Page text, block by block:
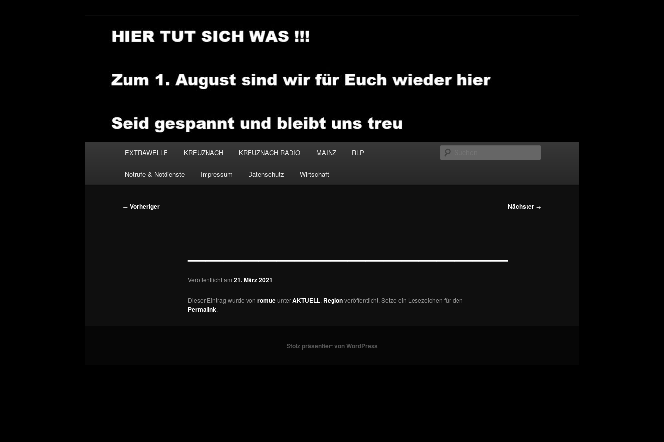
EXTRAWELLE KREUZNACH KREUZNACH RADIO MAINZ RLP
Notrufe & Notdienste Impressum Datenschutz Wirtschaft
Beitragsnavigation
← Vorheriger Nächster →
——————————————————
Veröffentlicht am 21. März 2021
Dieser Eintrag wurde von romueunterAKTUELL, Regionveröffentlicht. Setze ein Lesezeichen für den
Permalink.
Stolz präsentiert von WordPress